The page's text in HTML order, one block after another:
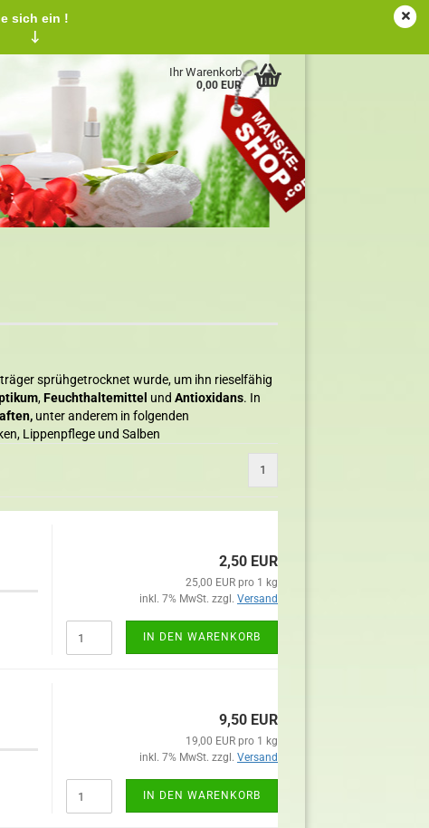
Ihr Warenkorb
0,00 EUR
sich ein !
!
↓
sprühgetrocknet wurde, um ihn rieselfähig
,Feuchthaltemittel und Antioxidans. In
unter anderem in folgenden
Lippenpflege und Salben
1
2,50 EUR
25,00 EUR pro 1 kg
inkl. 7% MwSt. zzgl. Versand
IN DEN WARENKORB
9,50 EUR
19,00 EUR pro 1 kg
inkl. 7% MwSt. zzgl. Versand
IN DEN WARENKORB